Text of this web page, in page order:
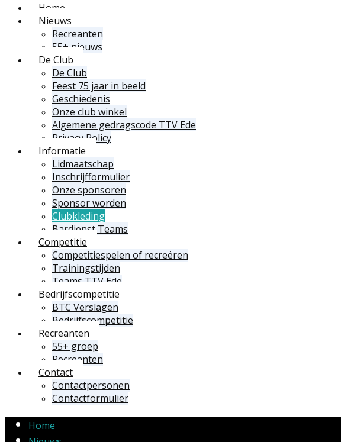
Home
Nieuws
Recreanten
55+ nieuws
De Club
De Club
Feest 75 jaar in beeld
Geschiedenis
Onze club winkel
Algemene gedragscode TTV Ede
Privacy Policy
Informatie
Lidmaatschap
Inschrijfformulier
Onze sponsoren
Sponsor worden
Clubkleding
Bardienst Teams
Competitie
Competitiespelen of recreëren
Trainingstijden
Teams TTV Ede
Bedrijfscompetitie
BTC Verslagen
Bedrijfscompetitie
Recreanten
55+ groep
Recreanten
Contact
Contactpersonen
Contactformulier
Home